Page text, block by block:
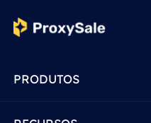
PRODUTOS